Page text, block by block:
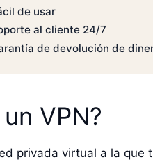
de usar
al cliente 24/7
de devolución de
VPN?
privada virtual a la